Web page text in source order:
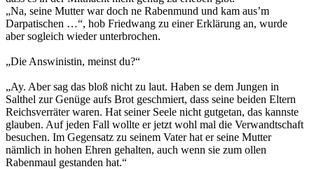
„Na, seine Mutter war doch ne Rabenmund und kam aus’m
Darpatischen …“, hob Friedwang zu einer Erklärung an, wurde
aber sogleich wieder unterbrochen.
„Die Answinistin, meinst du?“
„Ay. Aber sag das bloß nicht zu laut. Haben se dem Jungen in
Salthel zur Genüge aufs Brot geschmiert, dass seine beiden Eltern
Reichsverräter waren. Hat seiner Seele nicht gutgetan, das kannste
glauben. Auf jeden Fall wollte er jetzt wohl mal die Verwandtschaft
besuchen. Im Gegensatz zu seinem Vater hat er seine Mutter
nämlich in hohen Ehren gehalten, auch wenn sie zum ollen
Rabenmaul gestanden hat.“